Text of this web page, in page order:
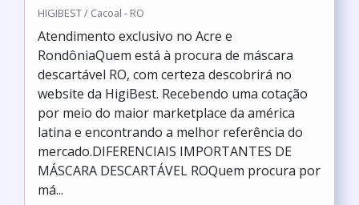
HIGIBEST / Cacoal - RO
Atendimento exclusivo no Acre e
RondôniaQuem está à procura de máscara
descartável RO, com certeza descobrirá no
website da HigiBest. Recebendo uma cotação
por meio do maior marketplace da américa
latina e encontrando a melhor referência do
mercado.DIFERENCIAIS IMPORTANTES DE
MÁSCARA DESCARTÁVEL ROQuem procura por
má...